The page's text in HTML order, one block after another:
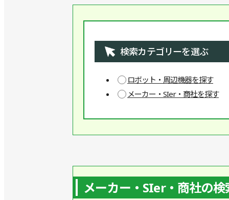
検索カテゴリーを選ぶ
ロボット・周辺機器を探す
メーカー・SIer・商社を探す
メーカー・SIer・商社の検